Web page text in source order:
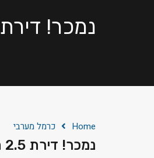
נמכר! דירת 2.5 חדרים ברחוב התמר, בשכונת כרמל מערבי, חיפה!
Home כרמל מערבי
נמכר! דירת 2.5 חדרים ברחוב התמר, בשכונת כרמל מערבי, חיפה!